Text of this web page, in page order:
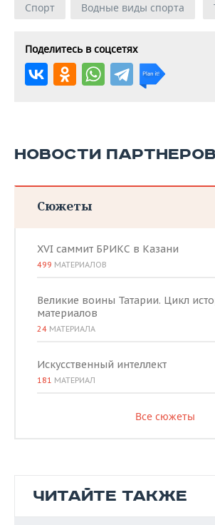
Спорт Водные виды спорта
Поделитесь в соцсетях
НОВОСТИ ПАРТНЕРОВ
Сюжеты
XVI саммит БРИКС в Казани
499 МАТЕРИАЛОВ
Великие воины Татарии. Цикл
материалов
24 МАТЕРИАЛА
Искусственный интеллект
181 МАТЕРИАЛ
Все сюжеты
ЧИТАЙТЕ ТАКЖЕ